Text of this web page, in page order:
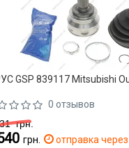
GSP 839117 Mitsubishi
0 отзывов
грн.
грн.
отправка